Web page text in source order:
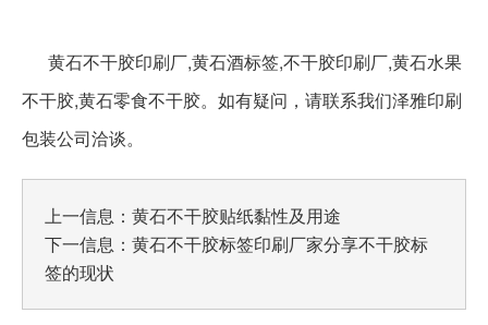
黄石不干胶印刷厂,黄石酒标签,不干胶印刷厂,黄石水果
不干胶,黄石零食不干胶。如有疑问，请联系我们泽雅印刷
包装公司洽谈。
上一信息： 黄石不干胶贴纸黏性及用途
下一信息： 黄石不干胶标签印刷厂家分享不干胶标
签的现状